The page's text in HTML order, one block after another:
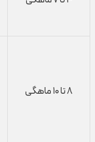
۸ تا ۱۰ ماهگی